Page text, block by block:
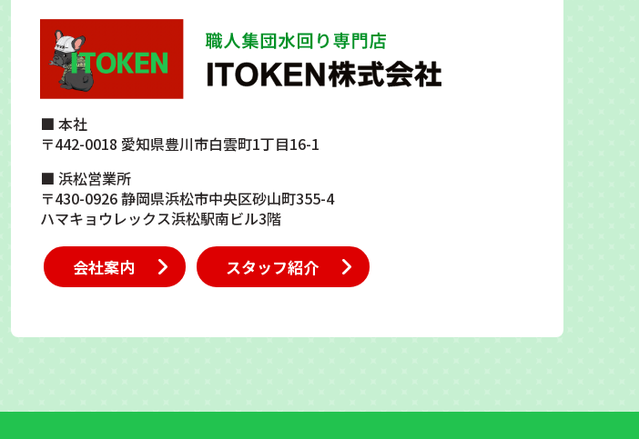
■ 本社
〒442-0018 愛知県豊川市白雲町1丁目16-1
■ 浜松営業所
〒430-0926 静岡県浜松市中央区砂山町355-4
ハマキョウレックス浜松駅南ビル3階
会社案内 スタッフ紹介